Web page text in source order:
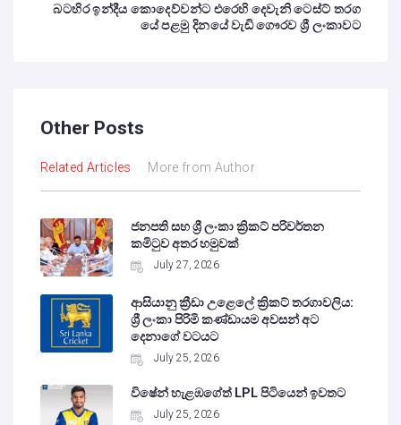
බටහිර ඉන්දීය කොදෙව්වන්ට එරෙහි දෙවැනි ටෙස්ට් තරග
යේ පළමු දිනයේ වැඩි ගෞරව ශ්‍රී ලංකාවට
Other Posts
Related Articles More from Author
ජනපති සහ ශ්‍රී ලංකා ක්‍රිකට් පරිවර්තන
කමිටුව අතර හමුවක්
July 27, 2026
ආසියානු ක්‍රීඩා උළෙලේ ක්‍රිකට් තරගාවලිය:
ශ්‍රී ලංකා පිරිමි කණ්ඩායම අවසන් අට
දෙනාගේ වටයට
July 25, 2026
විෂේන් හැළඹගේත් LPL පිටියෙන් ඉවතට
July 25, 2026